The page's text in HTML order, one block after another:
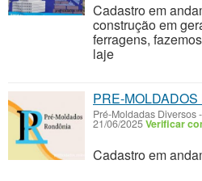
Cadastro em
construção em
ferragens,
laje
PRE-
Pré-Moldadas Diversos-
21/06/2025Verificar
Cadastro em